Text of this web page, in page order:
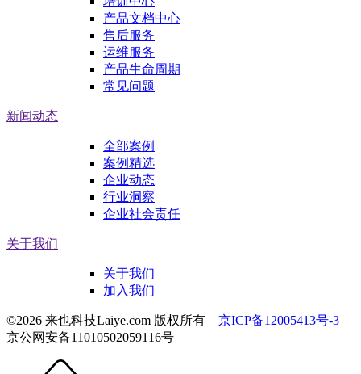
产品文档中心
售后服务
运维服务
产品生命周期
常见问题
新闻动态
全部案例
案例精选
企业动态
行业洞察
企业社会责任
关于我们
关于我们
加入我们
©2026 来也科技Laiye.com 版权所有 京ICP备12005413号-3
京公网安备11010502059116号